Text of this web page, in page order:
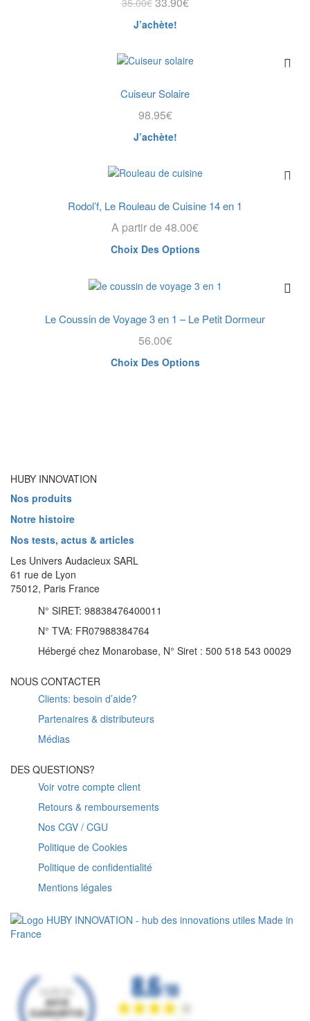
J’achète!
Cuiseur Solaire
98.95€
J’achète!
Rodol’f, Le Rouleau de Cuisine 14 en 1
A partir de 48.00€
Choix Des Options
Le Coussin de Voyage 3 en 1 – Le Petit Dormeur
56.00€
Choix Des Options
HUBY INNOVATION
Nos produits
Notre histoire
Nos tests, actus & articles
Les Univers Audacieux SARL
61 rue de Lyon
75012, Paris France
N° SIRET: 98838476400011
N° TVA: FR07988384764
Hébergé chez Monarobase, N° Siret : 500 518 543 00029
NOUS CONTACTER
Clients: besoin d’aide?
Partenaires & distributeurs
Médias
DES QUESTIONS?
Voir votre compte client
Retours & remboursements
Nos CGV / CGU
Politique de Cookies
Politique de confidentialité
Mentions légales